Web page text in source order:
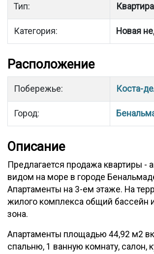
Тип: Квартира
Категория: Новая
Расположение
Побережье: Коста-
Город:
Описание
Предлагается продажа квартиры -
видом на море в городе
Апартаменты на 3-ем этаже. На
жилого комплекса общий бассейн
зона.
Апартаменты площадью 44,92 м2
спальню, 1 ванную комнату, салон,